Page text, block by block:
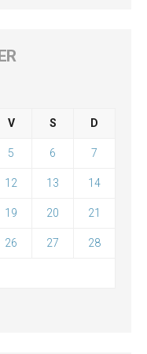
V S D
5 6 7
12 13 14
19 20 21
26 27 28